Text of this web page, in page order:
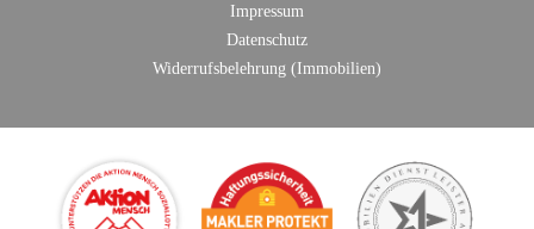
Impressum
Datenschutz
Widerrufsbelehrung (Immobilien)